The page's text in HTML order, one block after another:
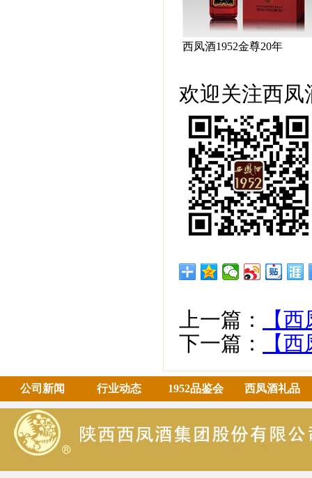
西凤酒1952金尊20年
欢迎关注西凤
上一篇：
【
下一篇：
【
公司新闻 行业动态 1952品鉴会 西凤酒礼品